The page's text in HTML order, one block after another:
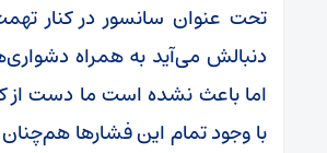
تحت عنوان سانسور در کنار
دنبالش می‌آید به همراه
اما باعث نشده است ما دست از
با وجود تمام این فشارها هم‌چنان